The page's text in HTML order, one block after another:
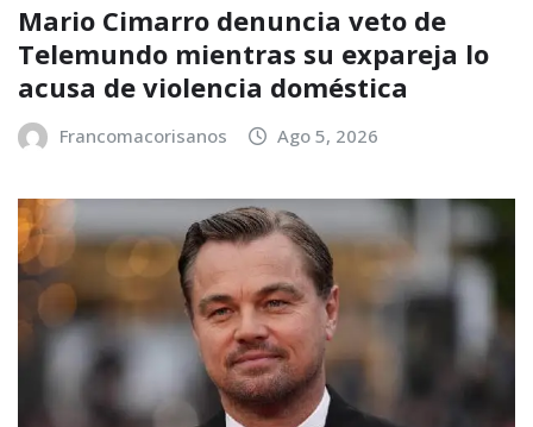
Mario Cimarro denuncia veto de
Telemundo mientras su expareja lo
acusa de violencia doméstica
Francomacorisanos Ago 5, 2026